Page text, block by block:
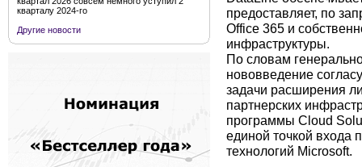
кварталу 2024-го
Другие новости
предоставляет, по
Office 365 и
инфраструктуры.
По словам
нововведение
задачи расширения
партнерских
программы Cloud
единой точкой входа
технологий Microsoft.